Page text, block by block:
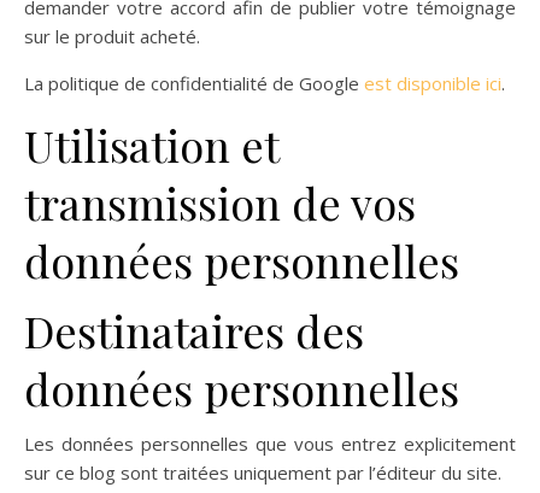
demander votre accord afin de publier votre témoignage
sur le produit acheté.
La politique de confidentialité de Google est disponible ici.
Utilisation et
transmission de vos
données personnelles
Destinataires des
données personnelles
Les données personnelles que vous entrez explicitement
sur ce blog sont traitées uniquement par l’éditeur du site.